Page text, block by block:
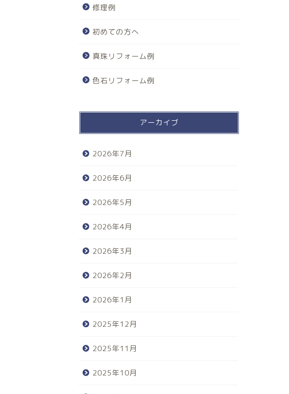
修理例
初めての方へ
真珠リフォーム例
色石リフォーム例
アーカイブ
2026年7月
2026年6月
2026年5月
2026年4月
2026年3月
2026年2月
2026年1月
2025年12月
2025年11月
2025年10月